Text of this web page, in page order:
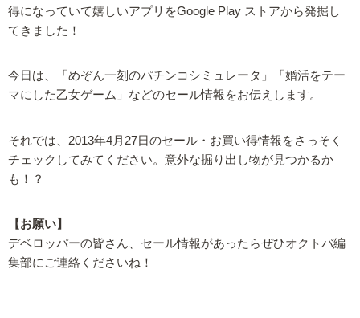
得になっていて嬉しいアプリをGoogle Play ストアから発掘し
てきました！
今日は、「めぞん一刻のパチンコシミュレータ」「婚活をテー
マにした乙女ゲーム」などのセール情報をお伝えします。
それでは、2013年4月27日のセール・お買い得情報をさっそく
チェックしてみてください。意外な掘り出し物が見つかるか
も！？
【お願い】
デベロッパーの皆さん、セール情報があったらぜひオクトバ編
集部にご連絡くださいね！